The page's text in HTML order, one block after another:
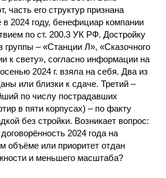
часть его структур признана
2024 году, бенефициар компании
по ст. 200.3 УК РФ. Достройку
группы – «Станции Л», «Сказочного
к свету», согласно информации на
2024 г. взяла на себя. Два из
или близки к сдаче. Третий –
по числу пострадавших
в пяти корпусах) – по факту
без стройки. Возникает вопрос:
2024 года на
объёме или приоритет отдан
и меньшего масштаба?